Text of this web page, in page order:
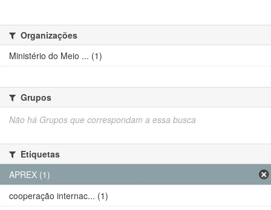
Organizações
Ministério do Meio ... (1)
Grupos
Não há Grupos que correspondam a essa busca
Etiquetas
APREX (1)
cooperação internac... (1)